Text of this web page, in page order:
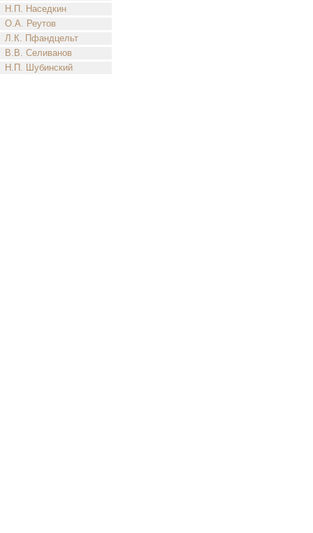
Н.П. Наседкин
О.А. Реутов
Л.К. Пфандцельт
В.В. Селиванов
Н.П. Шубинский